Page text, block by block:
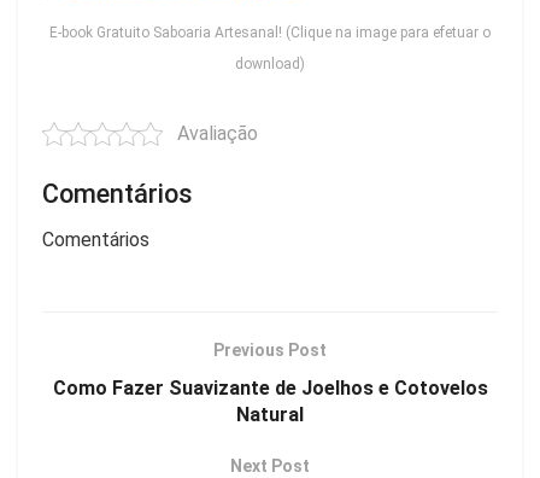
E-book Gratuito Saboaria Artesanal! (Clique na image para efetuar o
download)
Avaliação
Comentários
Comentários
Previous Post
Como Fazer Suavizante de Joelhos e Cotovelos
Natural
Next Post